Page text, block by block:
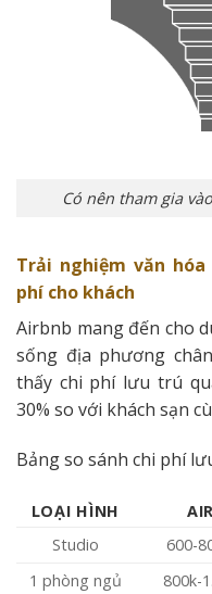
Có nên tham gia
Trải nghiệm văn
phí cho khách
Airbnb mang đến cho
sống địa phương
thấy chi phí lưu trú
30% so với khách sạn
Bảng so sánh chi phí
LOẠI HÌNH
Studio
600-
1 phòng ngủ
800k-